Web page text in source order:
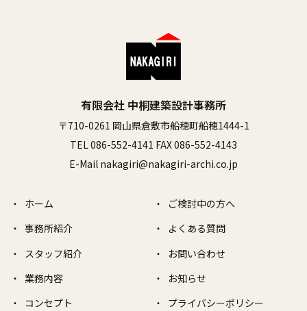
有限会社 中桐建築設計事務所
〒710-0261 岡山県倉敷市船穂町船穂1444-1
TEL 086-552-4141 FAX 086-552-4143
E-Mail nakagiri@nakagiri-archi.co.jp
ホーム
事務所紹介
スタッフ紹介
業務内容
コンセプト
ご検討中の方へ
よくある質問
お問い合わせ
お知らせ
プライバシーポリシー